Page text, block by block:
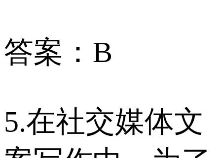
答案：B
5.在社交媒体文